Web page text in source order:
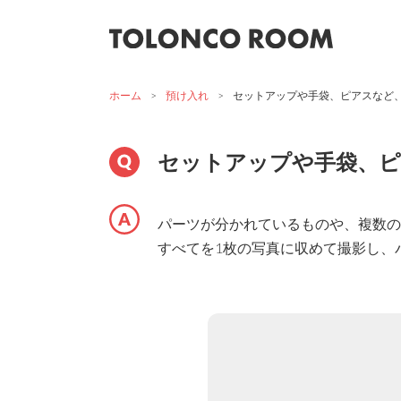
ホーム > 預け入れ > セットアップや手袋、ピアスなど
セットアップや手袋、
パーツが分かれているものや、複数
すべてを1枚の写真に収めて撮影し